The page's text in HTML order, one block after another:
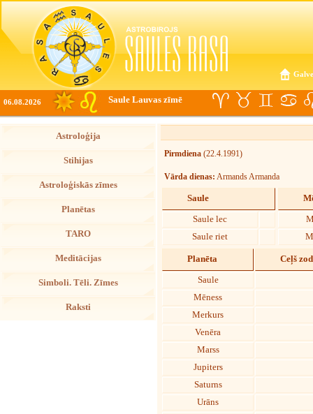
06.08.2026 Saule Lauvas zīmē
Astroloģija
Stihijas
Astroloģiskās zīmes
Planētas
TARO
Meditācijas
Simboli. Tēli. Zīmes
Raksti
Pirmdiena (22.4.1991)
Vārda dienas: Armands Armanda
Saule
Saule lec
Saule riet
Planēta Ceļš
Saule
Mēness
Merkurs
Venēra
Marss
Jupiters
Saturns
Urāns